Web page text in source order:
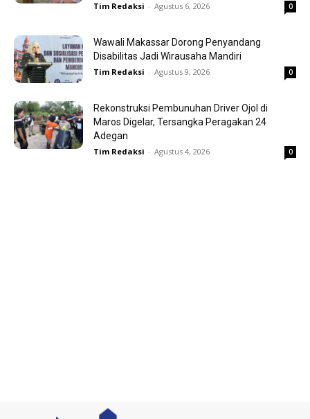
Tim Redaksi - Agustus 6, 2026 0
Wawali Makassar Dorong Penyandang
Disabilitas Jadi Wirausaha Mandiri
Tim Redaksi - Agustus 9, 2026 0
Rekonstruksi Pembunuhan Driver Ojol di
Maros Digelar, Tersangka Peragakan 24
Adegan
Tim Redaksi - Agustus 4, 2026 0